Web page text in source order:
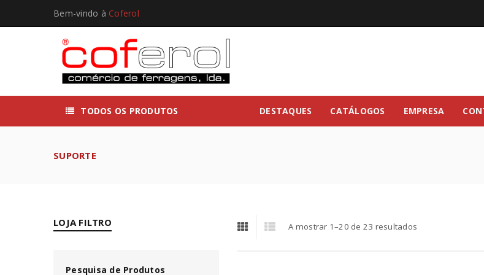
Bem-vindo à Coferol
TODOS OS PRODUTOS DESTAQUES CATÁLOGOS EMPRESA
SUPORTE
LOJA FILTRO
Pesquisa de Produtos
A mostrar 1–20 de 23 resultados